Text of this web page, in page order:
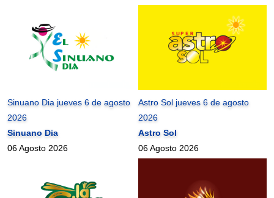
Sinuano Dia jueves 6 de agosto
2026
Sinuano Dia
06 Agosto 2026
Astro Sol jueves 6 de agosto
2026
Astro Sol
06 Agosto 2026